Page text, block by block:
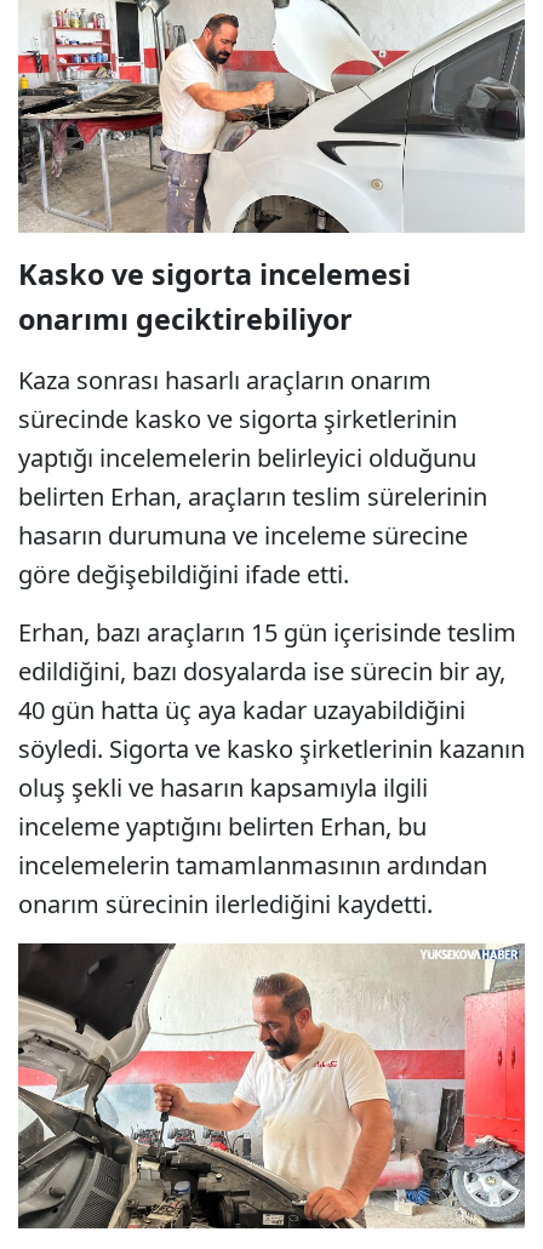
Kasko ve sigorta incelemesi
onarımı geciktirebiliyor
Kaza sonrası hasarlı araçların onarım
sürecinde kasko ve sigorta şirketlerinin
yaptığı incelemelerin belirleyici olduğunu
belirten Erhan, araçların teslim sürelerinin
hasarın durumuna ve inceleme sürecine
göre değişebildiğini ifade etti.
Erhan, bazı araçların 15 gün içerisinde teslim
edildiğini, bazı dosyalarda ise sürecin bir ay,
40 gün hatta üç aya kadar uzayabildiğini
söyledi. Sigorta ve kasko şirketlerinin kazanın
oluş şekli ve hasarın kapsamıyla ilgili
inceleme yaptığını belirten Erhan, bu
incelemelerin tamamlanmasının ardından
onarım sürecinin ilerlediğini kaydetti.